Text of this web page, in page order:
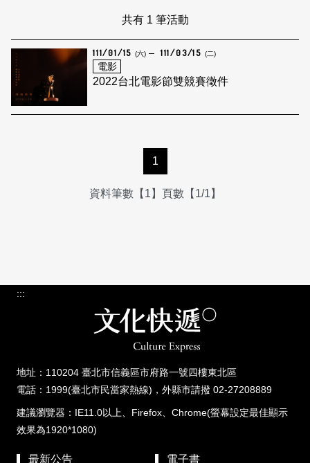
共有 1 筆活動
111/01/15 (六) 111/03/15 (二)
電影
2022台北電影節雙競賽徵件
1
資料筆數【1】頁數【1/1】
:::
地址：110204 臺北市信義區市府路一號四樓東北區
電話：1999(臺北市民當家熱線)，外縣市請撥 02-27208889
建議瀏覽器：IE11.0以上、Firefox、Chrome(螢幕設定最佳顯示
效果為1920*1080)
最新公告 電子書